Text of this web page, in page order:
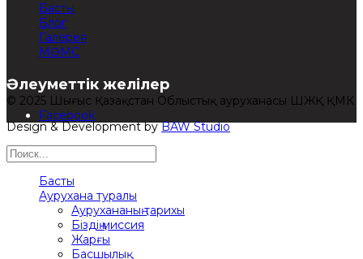
Басты
Блог
Галерея
МӘМС
Әлеуметтік желілер
Facebook
© 2025 Шығыс Қазақстан Облыстық ауруханасы ШЖҚ ҚМК
Design & Development byBAW Studio
Басты
Аурухана туралы
Аурухананың тарихы
Біздің миссия
Жарғы
Басшылық